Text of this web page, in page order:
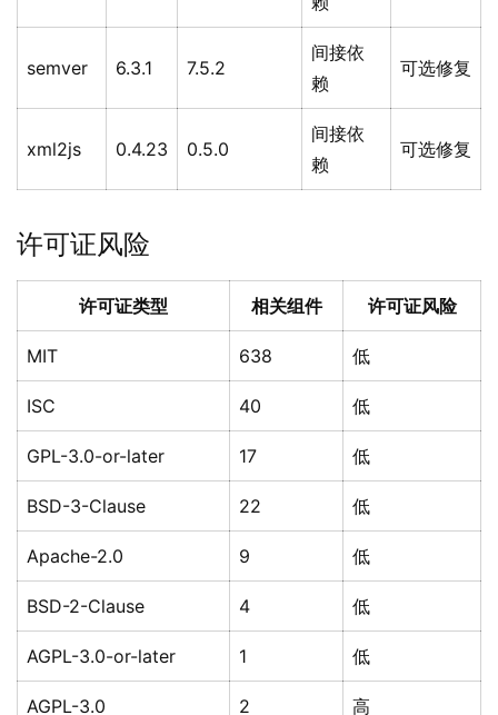
semver 6.3.1 7.5.2
间接依
赖
可选修复
xml2js 0.4.23 0.5.0
间接依
赖
可选修复
许可证风险
许可证类型 相关组件 许可证风险
MIT 638 低
ISC 40 低
GPL-3.0-or-later 17 低
BSD-3-Clause 22 低
Apache-2.0 9 低
BSD-2-Clause 4 低
AGPL-3.0-or-later 1 低
AGPL-3.0 2 高